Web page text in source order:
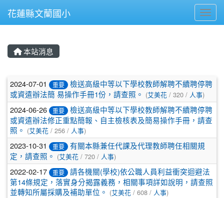
花蓮縣文蘭國小
本站消息
文章列表
2024-07-01 重要
檢送高級中等以下學校教師解聘不續聘停聘
或資遣辦法簡 易操作手冊1份，請查照。 (艾美花 / 320 / 人事)
2024-06-26 重要
檢送高級中等以下學校教師解聘不續聘停聘
或資遣辦法修正重點簡報、自主檢核表及簡易操作手冊，請查
照。 (艾美花 / 256 / 人事)
2023-10-31 重要
有關本縣兼任代課及代理教師聘任相關規
定，請查照。 (艾美花 / 720 / 人事)
2022-02-17 重要
請各機關(學校)依公職人員利益衝突迴避法
第14條規定，落實身分揭露義務，相關事項詳如說明，請查照
並轉知所屬採購及補助單位。 (艾美花 / 608 / 人事)